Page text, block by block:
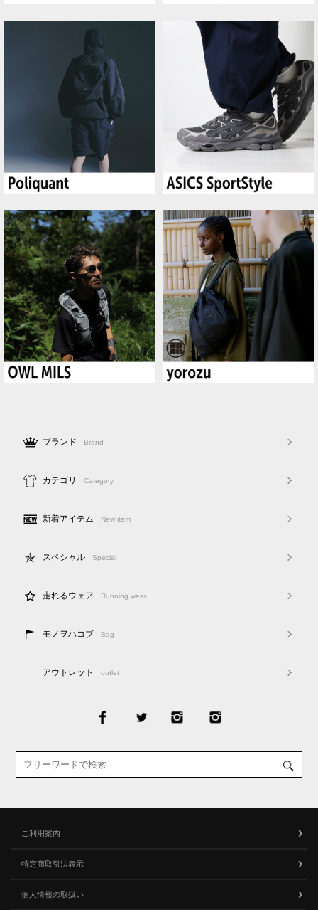
ブランド Brand
カテゴリ Category
新着アイテム New item
スペシャル Special
走れるウェア Running wear
モノヲハコブ Bag
アウトレット outlet
ご利用案内
特定商取引法表示
個人情報の取扱い